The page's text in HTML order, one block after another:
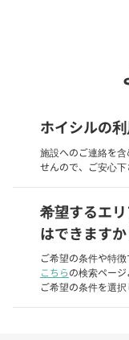
ホイシルの
施設へのご連絡を
せんので、ご安心下
希望するエ
はできますか
ご希望の条件や特
こちらの検索ペー
ご希望の条件を選択